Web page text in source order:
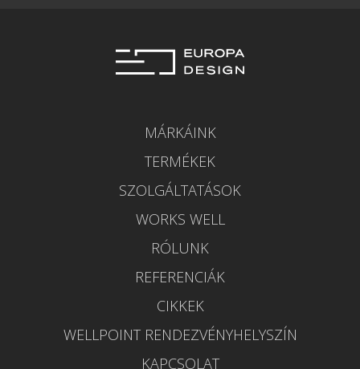
MÁRKÁINK
TERMÉKEK
SZOLGÁLTATÁSOK
WORKS WELL
RÓLUNK
REFERENCIÁK
CIKKEK
WELLPOINT RENDEZVÉNYHELYSZÍN
KAPCSOLAT